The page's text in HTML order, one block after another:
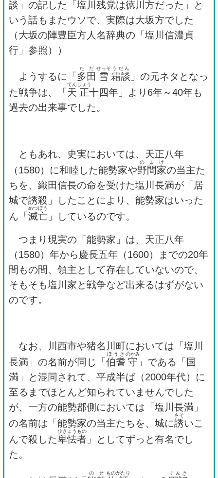
談」の記した「塩川残党は徳川方だった」と
いう話もまたウソで、実際は大坂方でした
（大坂の陣豊臣方人名辞典の「塩川信濃貞
行」参照））
ようするに「 多田
ただ
雪
せっそ
霜談
うだん
」の元ネタとなっ
た戦争は、「 天
てん
正
しょう
十四年」より6年～40年も
過去の出来事でした。
ともあれ、史実においては、天正八年
（1580）に和睦した能勢家や野間家
のまけ
の当主た
ちを、織田信長の命を受けた塩川長満が「居
城で誘殺」したことにより、能勢家はいった
ん「 滅亡
めつぼう
」しているのです。
つまり現実の「能勢家」は、天正八年
（1580）年から慶長五年（1600）までの20年
間もの間、領主として存在していないので、
そもそも塩川家と戦争など出来るはずがない
のです。
なお、川西市や猪名川町においては「塩川
長満」の名前が同じ「 伯耆
ほうき
守
のかみ
」である「国
満」と混同されて、平成半ば（2000年代）に
至るまでほとんど知られていませんでした
が、一方の能勢郡側においては「塩川長満」
の名前は「能勢家の当主たちを、城に誘
さそ
いこ
んで殺した卑怯者
ひきょうもの
」としてずっと有名でし
た。
のせ ものがたり ぐんき